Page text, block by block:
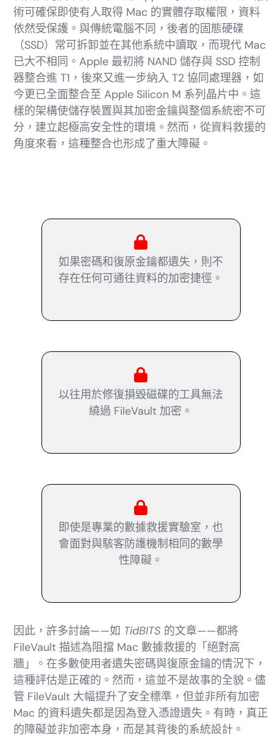
術可確保即使有人取得 Mac 的實體存取權限，資料
依然受保護。與傳統電腦不同，後者的固態硬碟
（SSD）常可拆卸並在其他系統中讀取，而現代 Mac
已大不相同。Apple 最初將 NAND 儲存與 SSD 控制
器整合進 T1，後來又進一步納入 T2 協同處理器，如
今更已全面整合至 Apple Silicon M 系列晶片中。這
樣的架構使儲存裝置與其加密金鑰與整個系統密不可
分，建立起極高安全性的環境。然而，從資料救援的
角度來看，這種整合也形成了重大障礙。
如果密碼和復原金鑰都遺失，則不
存在任何可通往資料的加密捷徑。
以往用於修復損毀磁碟的工具無法
繞過 FileVault 加密。
即使是專業的數據救援實驗室，也
會面對與駭客防護機制相同的數學
性障礙。
因此，許多討論——如 TidBITS 的文章——都將
FileVault 描述為阻擋 Mac 數據救援的「絕對高
牆」。在多數使用者遺失密碼與復原金鑰的情況下，
這種評估是正確的。然而，這並不是故事的全貌。儘
管 FileVault 大幅提升了安全標準，但並非所有加密
Mac 的資料遺失都是因為登入憑證遺失。有時，真正
的障礙並非加密本身，而是其背後的系統設計。